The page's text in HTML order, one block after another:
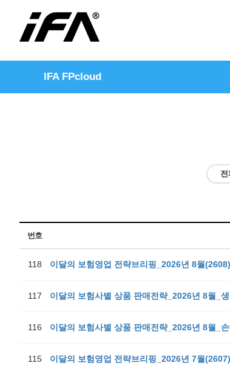
IFA FPcloud
전
번호
118 이달의 보험영업 전략브리핑_2026년 8월(2608)
117 이달의 보험사별 상품 판매전략_2026년 8월_
116 이달의 보험사별 상품 판매전략_2026년 8월_
115 이달의 보험영업 전략브리핑_2026년 7월(2607)